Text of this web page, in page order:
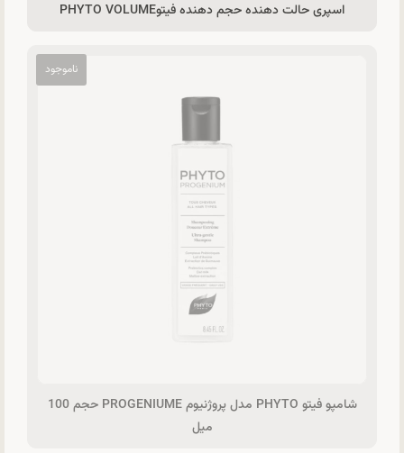
اسپری حالت دهنده حجم دهنده فیتوPHYTO VOLUME
شامپو فیتو PHYTO مدل پروژنیوم PROGENIUME حجم 100
میل